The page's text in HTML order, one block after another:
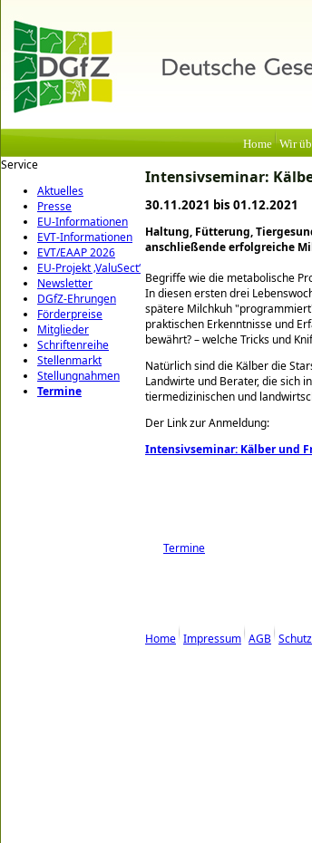
Home Wir
Service
Aktuelles
Presse
EU-Informationen
EVT-Informationen
EVT/EAAP 2026
EU-Projekt ‚ValuSect‘
Newsletter
DGfZ-Ehrungen
Förderpreise
Mitglieder
Schriftenreihe
Stellenmarkt
Stellungnahmen
Termine
Intensivseminar:
30.11.2021 bis 01.12.2021
Haltung, Fütterung,
anschließende erfolgreiche
Begriffe wie die metabolische
In diesen ersten drei
spätere Milchkuh programmiert
praktischen Erkenntnisse und
bewährt? – welche Tricks und
Natürlich sind die Kälber die
Landwirte und Berater, die sich
tiermedizinischen und
Der Link zur Anmeldung:
Intensivseminar: Kälber und
Termine
Home Impressum AGB